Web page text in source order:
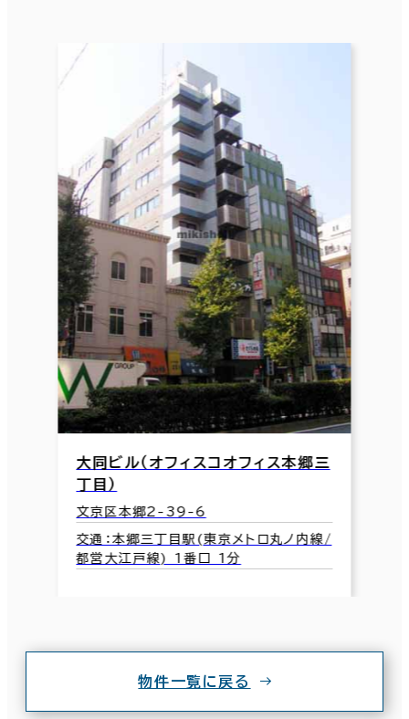
大同ビル（オフィスコオフィス本郷三
丁目）
文京区本郷2-39-6
交通：本郷三丁目駅(東京メトロ丸ノ内線/
都営大江戸線) 1番口 1分
物件一覧に戻る